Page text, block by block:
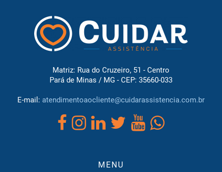
Matriz: Rua do Cruzeiro, 51 - Centro
Pará de Minas / MG - CEP: 35660-033
E-mail: atendimentoaocliente@cuidarassistencia.com.br
MENU